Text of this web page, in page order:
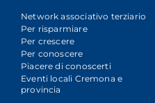
Network associativo terziario
Per risparmiare
Per crescere
Per conoscere
Piacere di conoscerti
Eventi locali Cremona e
provincia